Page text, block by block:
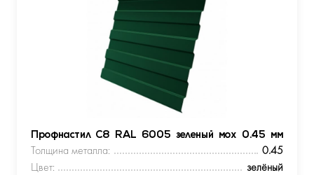
Профнастил С8 RAL 6005 зеленый мох 0.45 мм
Толщина металла:
0.45
Цвет:
зелёный